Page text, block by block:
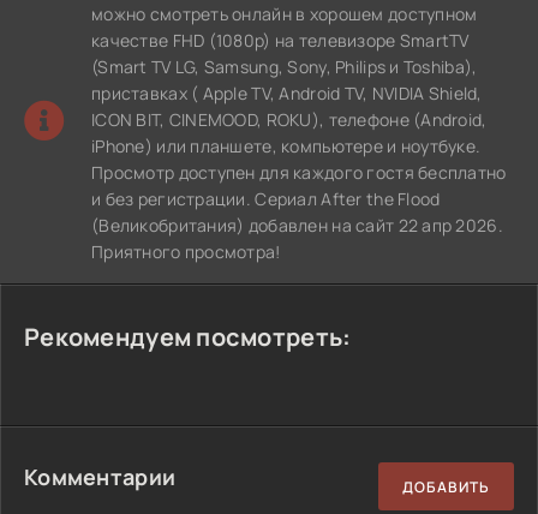
можно смотреть онлайн в хорошем доступном
качестве FHD (1080p) на телевизоре SmartTV
(Smart TV LG, Samsung, Sony, Philips и Toshiba),
приставках ( Apple TV, Android TV, NVIDIA Shield,
ICON BIT, CINEMOOD, ROKU), телефоне (Android,
iPhone) или планшете, компьютере и ноутбуке.
Просмотр доступен для каждого гостя бесплатно
и без регистрации. Сериал After the Flood
(Великобритания) добавлен на сайт 22 апр 2026.
Приятного просмотра!
Рекомендуем посмотреть:
Комментарии ДОБАВИТЬ